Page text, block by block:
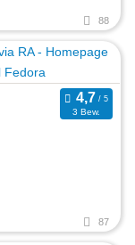
88
3 Bew.
87